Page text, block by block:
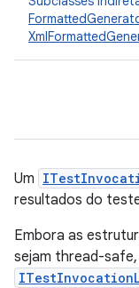
Um
resultados do
Embora as
sejam thread-